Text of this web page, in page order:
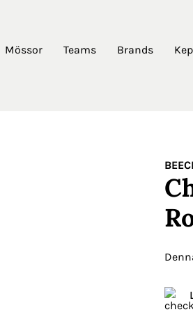
Mössor Teams Brands